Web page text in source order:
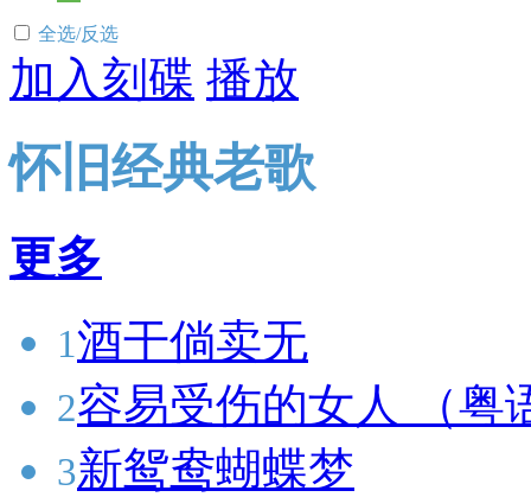
全选/反选
加入刻碟 播放
怀旧经典老歌
更多
1酒干倘卖无
2容易受伤的女人 （粤
3新鸳鸯蝴蝶梦